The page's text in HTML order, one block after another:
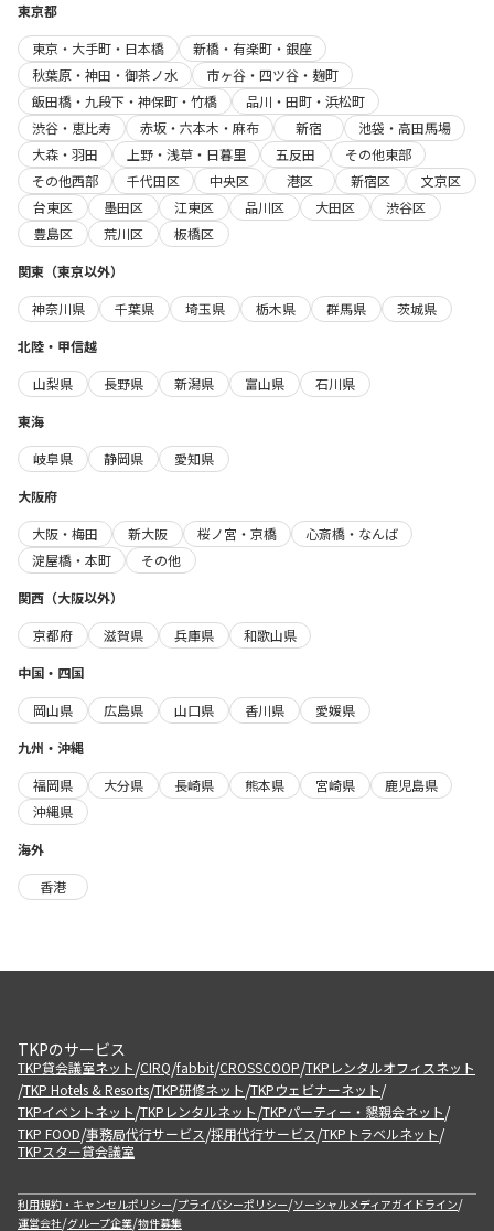
東京都
東京・大手町・日本橋
新橋・有楽町・銀座
秋葉原・神田・御茶ノ水
市ヶ谷・四ツ谷・麹町
飯田橋・九段下・神保町・竹橋
品川・田町・浜松町
渋谷・恵比寿
赤坂・六本木・麻布 新宿
池袋・高田馬場
大森・羽田
上野・浅草・日暮里 五反田
その他東部
その他西部
千代田区 中央区 港区 新宿区
文京区
台東区
墨田区 江東区 品川区 大田区
渋谷区
豊島区
荒川区
板橋区
関東（東京以外）
神奈川県
千葉県 埼玉県 栃木県 群馬県
茨城県
北陸・甲信越
山梨県
長野県 新潟県 富山県
石川県
東海
岐阜県
静岡県
愛知県
大阪府
大阪・梅田
新大阪 桜ノ宮・京橋
心斎橋・なんば
淀屋橋・本町
その他
関西（大阪以外）
京都府
滋賀県 兵庫県
和歌山県
中国・四国
岡山県
広島県 山口県 香川県
愛媛県
九州・沖縄
福岡県
大分県 長崎県 熊本県 宮崎県
鹿児島県
沖縄県
海外
香港
TKPのサービス
TKP貸会議室ネット/CIRQ/fabbit/CROSSCOOP/TKPレンタルオフィスネット
/TKP Hotels & Resorts/TKP研修ネット/TKPウェビナーネット/
TKPイベントネット/TKPレンタルネット/TKPパーティー・懇親会ネット/
TKP FOOD/事務局代行サービス/採用代行サービス/TKPトラベルネット/
TKPスター貸会議室
利用規約・キャンセルポリシー/プライバシーポリシー/ソーシャルメディアガイドライン/
運営会社/グループ企業/物件募集